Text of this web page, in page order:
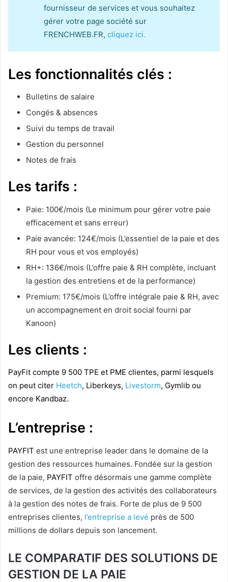
fournisseur de services et vous souhaitez
gérer votre page société sur
FRENCHWEB.FR, cliquez ici.
Les fonctionnalités clés :
Bulletins de salaire
Congés & absences
Suivi du temps de travail
Gestion du personnel
Notes de frais
Les tarifs :
Paie: 100€/mois (Le minimum pour gérer votre paie
efficacement et sans erreur)
Paie avancée: 124€/mois (L’essentiel de la paie et des
RH pour vous et vos employés)
RH+: 136€/mois (L’offre paie & RH complète, incluant
la gestion des entretiens et de la performance)
Premium: 175€/mois (L’offre intégrale paie & RH, avec
un accompagnement en droit social fourni par
Kanoon)
Les clients :
PayFit compte 9 500 TPE et PME clientes, parmi lesquels
on peut citer Heetch, Liberkeys, Livestorm, Gymlib ou
encore Kandbaz.
L’entreprise :
PAYFIT est une entreprise leader dans le domaine de la
gestion des ressources humaines. Fondée sur la gestion
de la paie, PAYFIT offre désormais une gamme complète
de services, de la gestion des activités des collaborateurs
à la gestion des notes de frais. Forte de plus de 9 500
entreprises clientes, l’entreprise a levé près de 500
millions de dollars depuis son lancement.
LE COMPARATIF DES SOLUTIONS DE
GESTION DE LA PAIE